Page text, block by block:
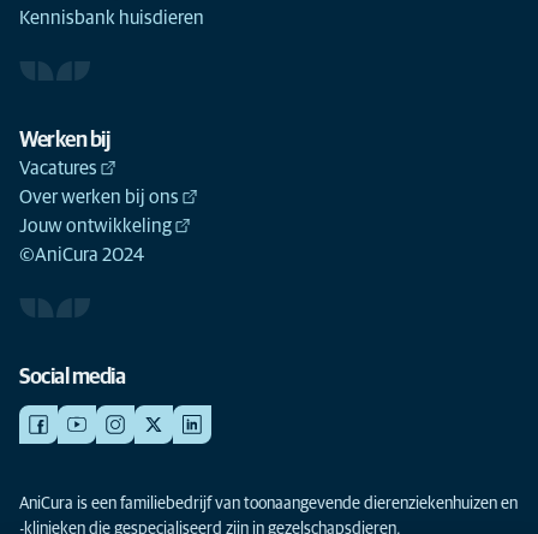
Kennisbank huisdieren
Werken bij
Vacatures
Over werken bij ons
Jouw ontwikkeling
©AniCura 2024
Social media
AniCura is een familiebedrijf van toonaangevende dierenziekenhuizen en
-klinieken die gespecialiseerd zijn in gezelschapsdieren.